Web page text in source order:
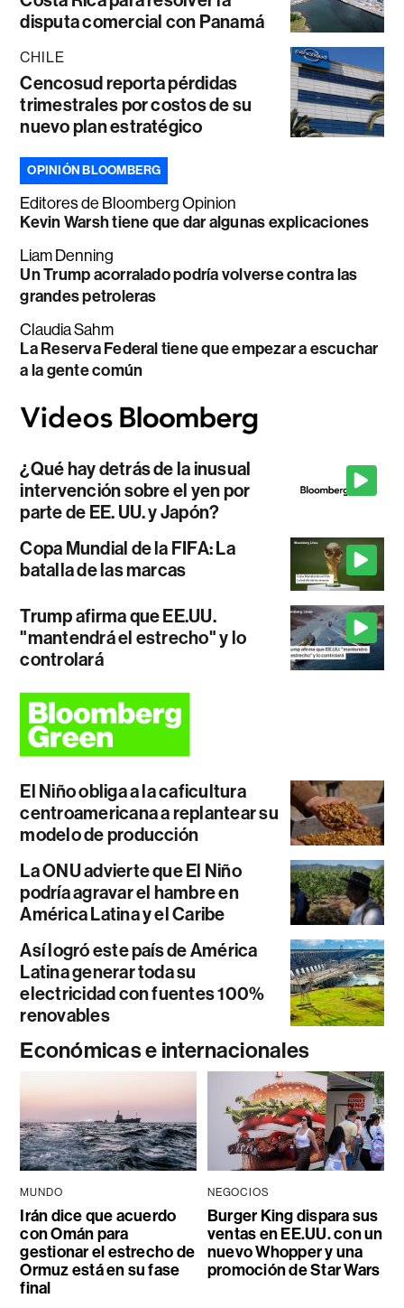
disputa comercial con Panamá
CHILE
Cencosud reporta pérdidas
trimestrales por costos de su
nuevo plan estratégico
OPINIÓN BLOOMBERG
Editores de Bloomberg Opinion
Kevin Warsh tiene que dar algunas explicaciones
Liam Denning
Un Trump acorralado podría volverse contra las
grandes petroleras
Claudia Sahm
La Reserva Federal tiene que empezar a escuchar
a la gente común
¿Qué hay detrás de la inusual
intervención sobre el yen por
parte de EE. UU. y Japón?
Copa Mundial de la FIFA: La
batalla de las marcas
Trump afirma que EE.UU.
"mantendrá el estrecho" y lo
controlará
El Niño obliga a la caficultura
centroamericana a replantear su
modelo de producción
La ONU advierte que El Niño
podría agravar el hambre en
América Latina y el Caribe
Así logró este país de América
Latina generar toda su
electricidad con fuentes 100%
renovables
Económicas e internacionales
MUNDO
Irán dice que acuerdo
con Omán para
gestionar el estrecho de
Ormuz está en su fase
final
NEGOCIOS
Burger King dispara sus
ventas en EE.UU. con un
nuevo Whopper y una
promoción de Star Wars